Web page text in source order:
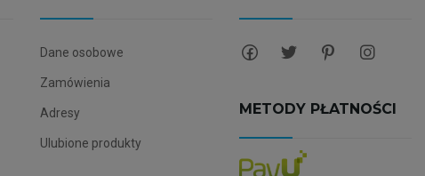
Dane osobowe
Zamówienia
Adresy
Ulubione produkty
METODY PŁATNOŚCI